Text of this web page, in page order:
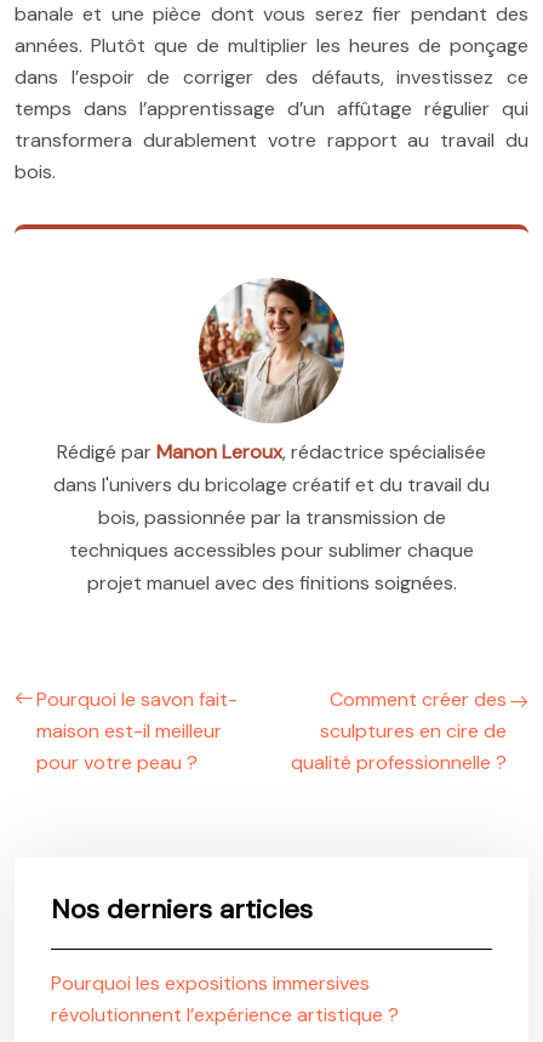
banale et une pièce dont vous serez fier pendant des
années. Plutôt que de multiplier les heures de ponçage
dans l’espoir de corriger des défauts, investissez ce
temps dans l’apprentissage d’un affûtage régulier qui
transformera durablement votre rapport au travail du
bois.
Rédigé parManon Leroux, rédactrice spécialisée
dans l'univers du bricolage créatif et du travail du
bois, passionnée par la transmission de
techniques accessibles pour sublimer chaque
projet manuel avec des finitions soignées.
Pourquoi le savon fait-
maison est-il meilleur
pour votre peau ?
Comment créer des
sculptures en cire de
qualité professionnelle ?
Nos derniers articles
Pourquoi les expositions immersives
révolutionnent l’expérience artistique ?